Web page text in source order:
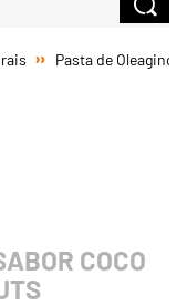
Pasta de
COCO